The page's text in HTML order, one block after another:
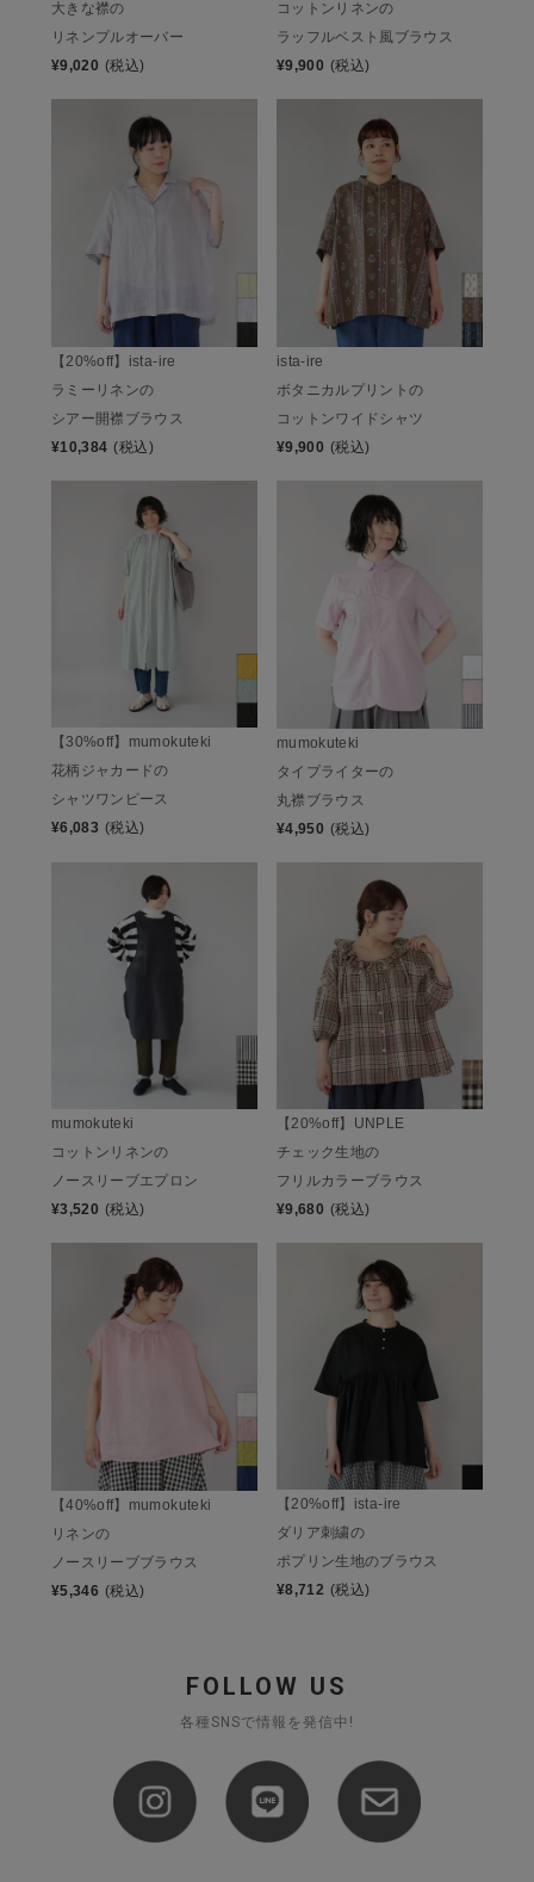
大きな襟の
リネンプルオーバー
¥9,020 (税込)
コットンリネンの
ラッフルベスト風ブラウス
¥9,900 (税込)
【20%off】ista-ire
ラミーリネンの
シアー開襟ブラウス
¥10,384 (税込)
ista-ire
ボタニカルプリントの
コットンワイドシャツ
¥9,900 (税込)
【30%off】mumokuteki
花柄ジャカードの
シャツワンピース
¥6,083 (税込)
mumokuteki
タイプライターの
丸襟ブラウス
¥4,950 (税込)
mumokuteki
コットンリネンの
ノースリーブエプロン
¥3,520 (税込)
【20%off】UNPLE
チェック生地の
フリルカラーブラウス
¥9,680 (税込)
【40%off】mumokuteki
リネンの
ノースリーブブラウス
¥5,346 (税込)
【20%off】ista-ire
ダリア刺繍の
ポプリン生地のブラウス
¥8,712 (税込)
FOLLOW US
各種SNSで情報を発信中!